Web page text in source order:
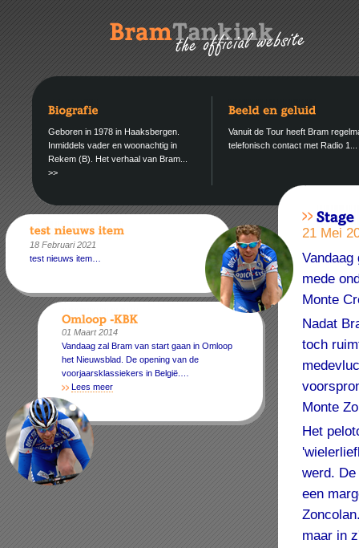
Geboren in 1978 in Haaksbergen.
Inmiddels vader en woonachtig in
Rekem (B). Het verhaal van Bram...
>>
Vanuit de Tour heeft Bram
telefonisch contact met Radio 1...
18 Februari 2021
test nieuws item…
01 Maart 2014
Vandaag zal Bram van start gaan in Omloop
het Nieuwsblad. De opening van de
voorjaarsklassiekers in België.…
Lees meer
21 Mei
mede
Monte
Nadat
toch
Monte
Het
werd.
een
maar in